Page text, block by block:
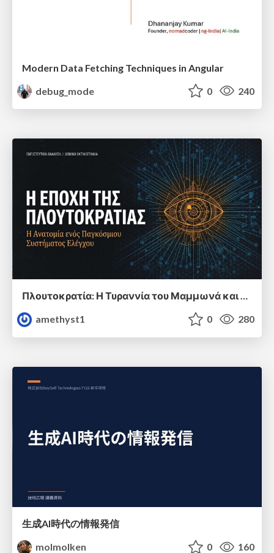
Modern Data Fetching Techniques in Angular
debug_mode
0 240
Πλουτοκρατία: Η Τυραννία του Μαμμωνά και η Μεταανθρώπινη Δουλεία
amethyst1
0 280
生成AI時代の情報発信
molmolken
0 160